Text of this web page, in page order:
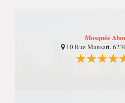
Mosquée
10 Rue Mansart,